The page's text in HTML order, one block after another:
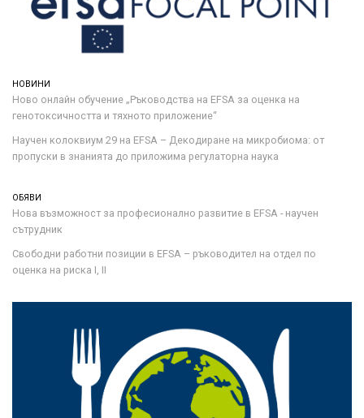
НОВИНИ
Ново онлайн обучение „Ръководства на ЕFSA за оценка на
генотоксичността и тяхното приложение“
Научен колоквиум 29 на EFSA – Декодиране на микробиома: от
пропуски в знанията до приложима регулаторна наука
ОБЯВИ
Нова възможност за професионално развитие в EFSA - научен
сътрудник
Свободни работни позиции в EFSA – ръководител на отдел по
оценка на риска I, II